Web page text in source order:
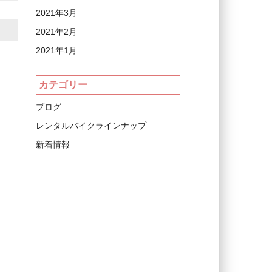
2021年3月
2021年2月
2021年1月
カテゴリー
ブログ
レンタルバイクラインナップ
新着情報